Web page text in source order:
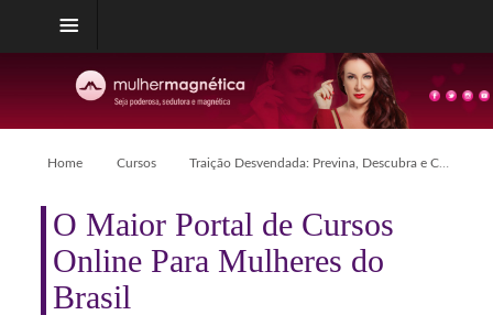
Home Cursos Traição Desvendada: Previna, Descubra e Cure-se!
O Maior Portal de Cursos
Online Para Mulheres do
Brasil